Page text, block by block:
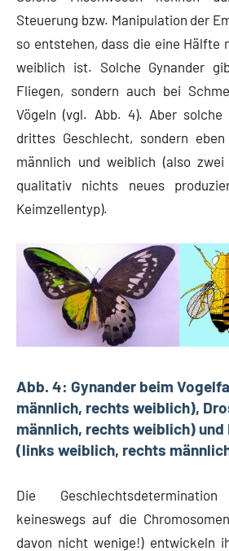
Steuerung bzw. Manipulation der
so entstehen, dass die eine Hälfte
weiblich ist. Solche Gynander
Fliegen, sondern auch bei
Vögeln (vgl. Abb. 4). Aber solche
drittes Geschlecht, sondern
männlich und weiblich (also zwei
qualitativ nichts neues
Keimzellentyp).
Abb. 4: Gynander beim
männlich, rechts weiblich),
männlich, rechts weiblich) und
(links weiblich, rechts
Die
keineswegs auf die
davon nicht wenige!) entwickeln